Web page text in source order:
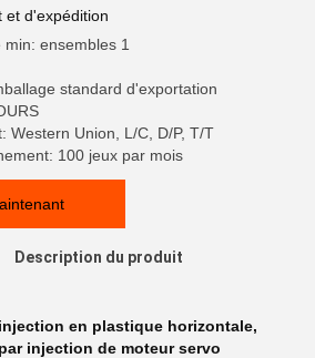
et d'expédition
ensembles 1
standard d'exportation
Western Union, L/C, D/P, T/T
100 jeux par mois
Description du produit
en plastique horizontale,
injection de moteur servo